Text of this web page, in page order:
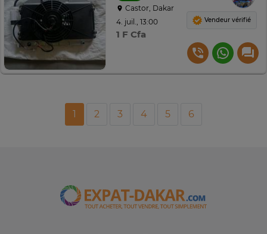
Castor, Dakar
4. juil., 13:00
1 F Cfa
Vendeur vérifié
1 2 3 4 5 6